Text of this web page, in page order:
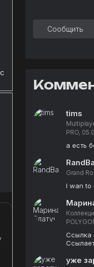
Сообщить
tims
PRO,
а есть
Grand
I wan to
Ссылка
уже